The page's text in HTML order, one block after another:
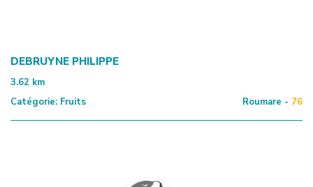
DEBRUYNE PHILIPPE
3.62 km
Catégorie: Fruits Roumare - 76